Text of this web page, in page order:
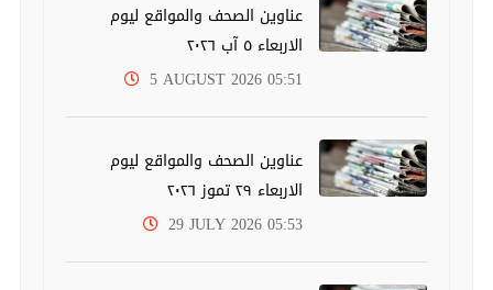
عناوين الصحف والمواقع ليوم
الاربعاء ٥ آب ٢٠٢٦
5 AUGUST 2026 05:51
عناوين الصحف والمواقع ليوم
الاربعاء ٢٩ تموز ٢٠٢٦
29 JULY 2026 05:53